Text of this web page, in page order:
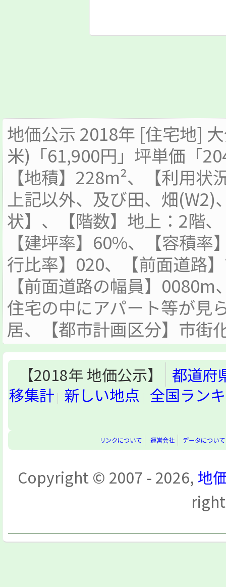
地価公示 2018年 [住宅地]
米)「61,900円」坪単価「
【地積】228m²、【利用
上記以外、及び田、畑(W2)
状】、【階数】地上：2階
【建坪率】60%、【容積
行比率】020、【前面道路
【前面道路の幅員】
住宅の中にアパート等が見
居、【都市計画区分】市街
【2018年 地価公示】
都道府
移集計 新しい地点 全国ラン
リンクについて 運営会社 データについて
Copyright © 2007 - 2026, 地